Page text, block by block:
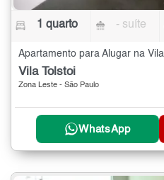
1 quarto - suíte
Apartamento para Alugar na
Vila Tolstoi
Zona Leste - São Paulo
WhatsApp